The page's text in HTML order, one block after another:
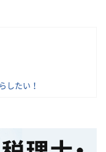
したい！